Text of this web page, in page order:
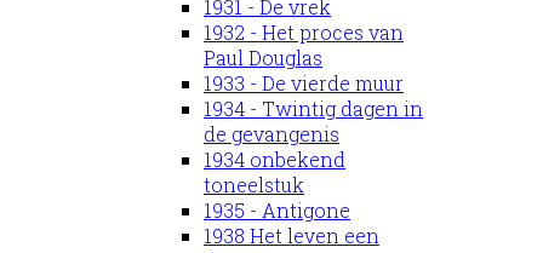
1931 - De vrek
1932 - Het proces van
Paul Douglas
1933 - De vierde muur
1934 - Twintig dagen in
de gevangenis
1934 onbekend
toneelstuk
1935 - Antigone
1938 Het leven een